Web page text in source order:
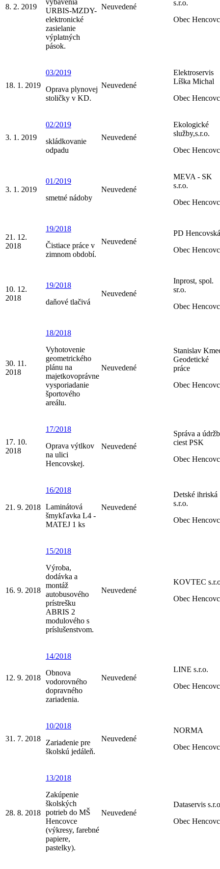
8. 2. 2019
URBIS-MZDY-
elektronické
zasielanie
výplatných
pások.
Neuvedené
s.r.o.
Obec
18. 1. 2019
03/2019
Oprava plynovej
stoličky v KD.
Neuvedené
Elektroservis
Líška Michal
Obec
3. 1. 2019
02/2019
skládkovanie
odpadu
Neuvedené
Ekologické
služby,s.r.o.
Obec
3. 1. 2019
01/2019
smetné nádoby
Neuvedené
MEVA - SK
s.r.o.
Obec
21. 12.
2018
19/2018
Čistiace práce v
zimnom období.
Neuvedené
PD Hencovská
Obec
10. 12.
2018
19/2018
daňové tlačivá
Neuvedené
Inprost, spol.
sr.o.
Obec
30. 11.
2018
18/2018
Vyhotovenie
geometrického
plánu na
majetkovoprávne
vysporiadanie
športového
areálu.
Neuvedené
Stanislav
Geodetické
práce
Obec
17. 10.
2018
17/2018
Oprava výtlkov
na ulici
Hencovskej.
Neuvedené
Správa a
ciest PSK
Obec
21. 9. 2018
16/2018
Laminátová
šmykľavka L4 -
MATEJ 1 ks
Neuvedené
Detské ihriská
s.r.o.
Obec
16. 9. 2018
15/2018
Výroba,
dodávka a
montáž
autobusového
prístrešku
ABRIS 2
modulového s
príslušenstvom.
Neuvedené
KOVTEC
Obec
12. 9. 2018
14/2018
Obnova
vodorovného
dopravného
zariadenia.
Neuvedené
LINE s.r.o.
Obec
31. 7. 2018
10/2018
Zariadenie pre
školskú jedáleň.
Neuvedené
NORMA
Obec
28. 8. 2018
13/2018
Zakúpenie
školských
potrieb do MŠ
Hencovce
(výkresy, farebné
papiere,
pastelky).
Neuvedené
Dataservis
Obec